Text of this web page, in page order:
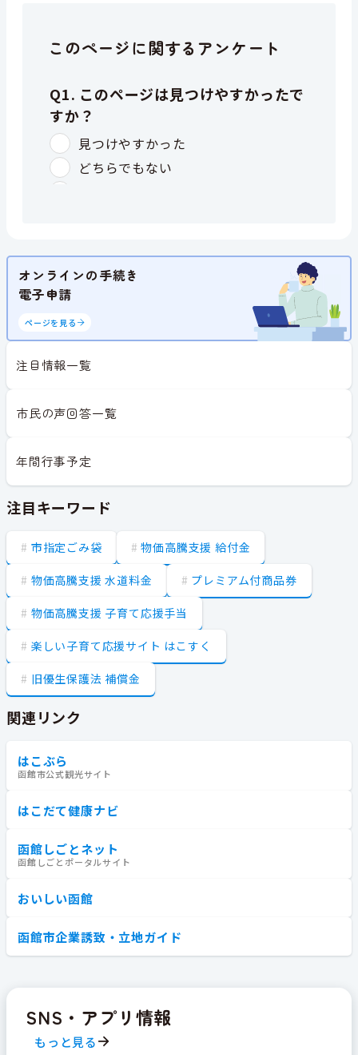
このページに関するアンケート
オンラインの手続き
電子申請
ページを見る
注目情報一覧
市民の声回答一覧
年間行事予定
注目キーワード
市指定ごみ袋 物価高騰支援 給付金
物価高騰支援 水道料金 プレミアム付商品券
物価高騰支援 子育て応援手当
楽しい子育て応援サイト はこすく
旧優生保護法 補償金
関連リンク
はこぶら
函館市公式観光サイト
はこだて健康ナビ
函館しごとネット
函館しごとポータルサイト
おいしい函館
函館市企業誘致・立地ガイド
SNS・アプリ情報
もっと見る